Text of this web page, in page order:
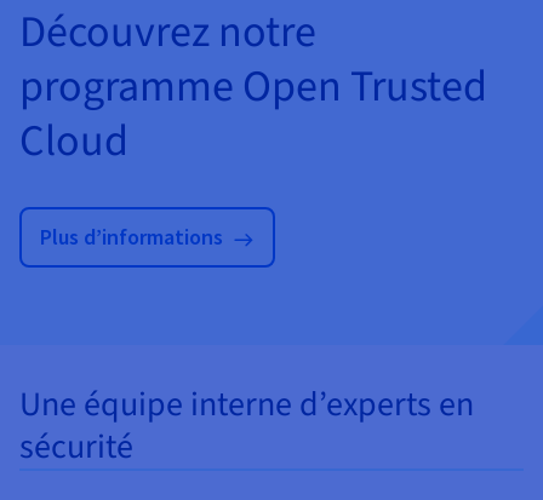
Découvrez notre
programme Open Trusted
Cloud
Plus d’informations
Une équipe interne d’experts en
sécurité